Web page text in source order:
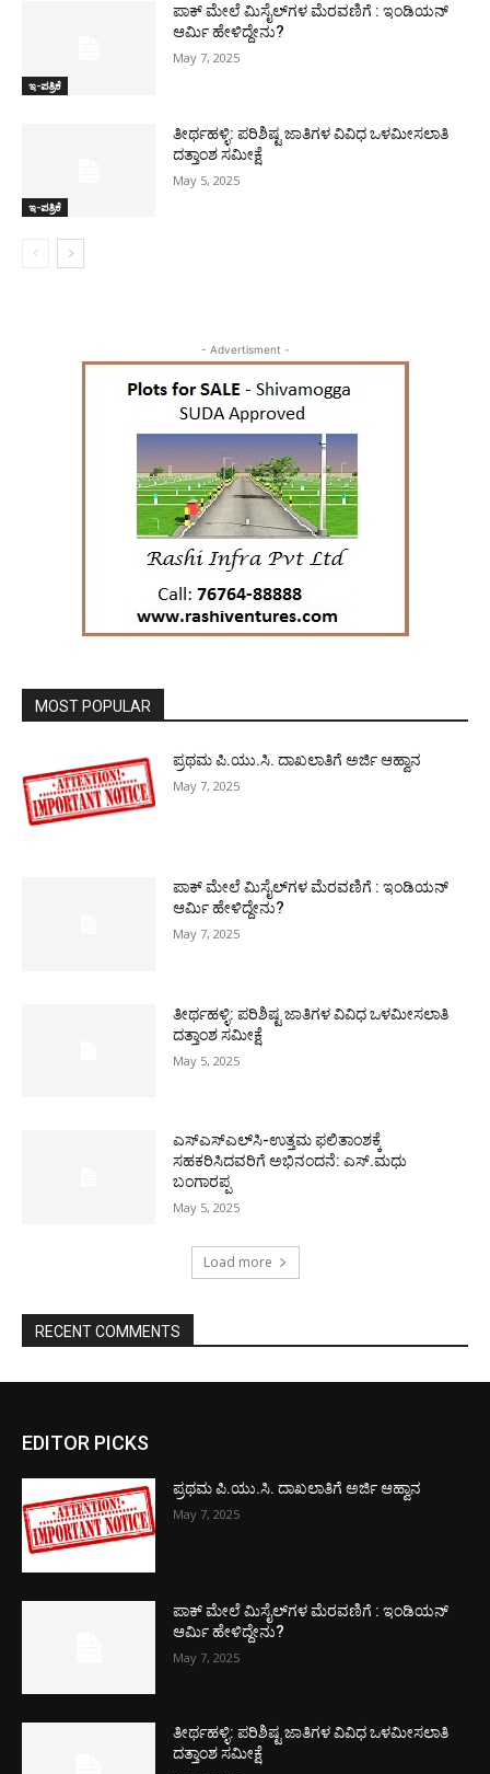
ಇ-ಪತ್ರಿಕೆ
ಪಾಕ್​ ಮೇಲೆ ಮಿಸೈಲ್​ಗಳ ಮೆರವಣಿಗೆ : ಇಂಡಿಯನ್
ಆರ್ಮಿ ಹೇಳಿದ್ದೇನು?
May 7, 2025
ಇ-ಪತ್ರಿಕೆ
ತೀರ್ಥಹಳ್ಳಿ: ಪರಿಶಿಷ್ಟ ಜಾತಿಗಳ ವಿವಿಧ ಒಳಮೀಸಲಾತಿ
ದತ್ತಾಂಶ ಸಮೀಕ್ಷೆ
May 5, 2025
- Advertisment -
MOST POPULAR
ಪ್ರಥಮ ಪಿ.ಯು.ಸಿ. ದಾಖಲಾತಿಗೆ ಅರ್ಜಿ ಆಹ್ವಾನ
May 7, 2025
ಪಾಕ್​ ಮೇಲೆ ಮಿಸೈಲ್​ಗಳ ಮೆರವಣಿಗೆ : ಇಂಡಿಯನ್
ಆರ್ಮಿ ಹೇಳಿದ್ದೇನು?
May 7, 2025
ತೀರ್ಥಹಳ್ಳಿ: ಪರಿಶಿಷ್ಟ ಜಾತಿಗಳ ವಿವಿಧ ಒಳಮೀಸಲಾತಿ
ದತ್ತಾಂಶ ಸಮೀಕ್ಷೆ
May 5, 2025
ಎಸ್‌ಎಸ್‌ಎಲ್‌ಸಿ-ಉತ್ತಮ ಫಲಿತಾಂಶಕ್ಕೆ
ಸಹಕರಿಸಿದವರಿಗೆ ಅಭಿನಂದನೆ: ಎಸ್.ಮಧು
ಬಂಗಾರಪ್ಪ
May 5, 2025
Load more
RECENT COMMENTS
EDITOR PICKS
ಪ್ರಥಮ ಪಿ.ಯು.ಸಿ. ದಾಖಲಾತಿಗೆ ಅರ್ಜಿ ಆಹ್ವಾನ
May 7, 2025
ಪಾಕ್​ ಮೇಲೆ ಮಿಸೈಲ್​ಗಳ ಮೆರವಣಿಗೆ : ಇಂಡಿಯನ್
ಆರ್ಮಿ ಹೇಳಿದ್ದೇನು?
May 7, 2025
ತೀರ್ಥಹಳ್ಳಿ: ಪರಿಶಿಷ್ಟ ಜಾತಿಗಳ ವಿವಿಧ ಒಳಮೀಸಲಾತಿ
ದತ್ತಾಂಶ ಸಮೀಕ್ಷೆ